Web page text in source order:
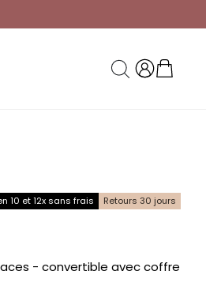
10 et 12x sans frais Retours 30 jours
- convertible avec coffre